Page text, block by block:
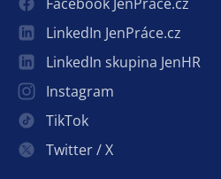
LinkedIn JenPráce.cz
LinkedIn skupina JenHR
Instagram
TikTok
Twitter / X